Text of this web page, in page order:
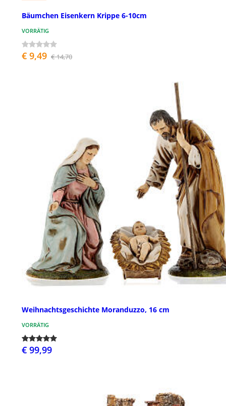
Bäumchen Eisenkern Krippe 6-10cm
VORRÄTIG
€ 9,49 € 14,70
Weihnachtsgeschichte Moranduzzo, 16 cm
VORRÄTIG
€ 99,99